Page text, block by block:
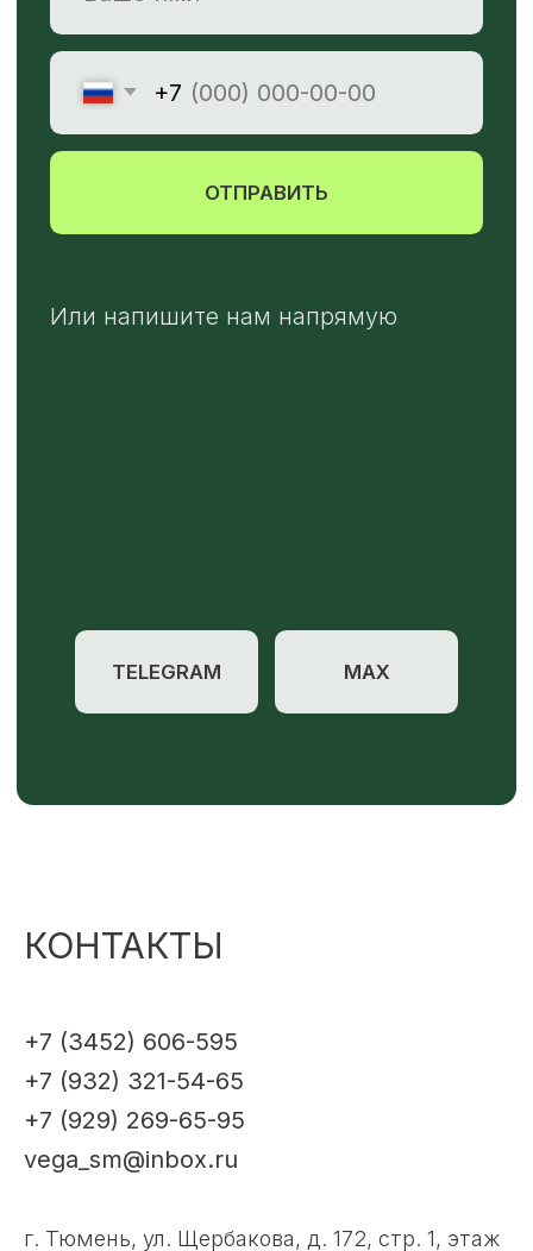
КОНТАКТЫ
+7 (3452) 606-595
+7 (932) 321-54-65
+7 (929) 269-65-95
vega_sm@inbox.ru
г. Тюмень, ул. Щербакова, д. 172, стр. 1, этаж